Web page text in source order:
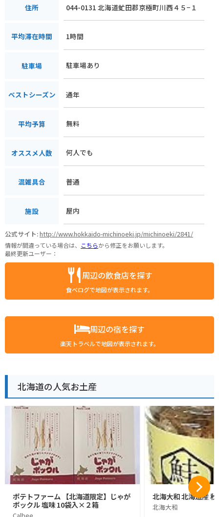
住所 044-0131 北海道虻田郡京極町川西４５−１
平均滞在時間 1時間
駐車場 駐車場あり
ベストシーズン 通年
平均予算 無料
オススメ人数 何人でも
混雑具合 普通
施設 屋内
公式サイト:http://www.hokkaido-michinoeki.jp/michinoeki/2841/
情報が間違っている場合は、 こちらから修正をお願いします。
最終更新ユーザー：
周辺の飲食店を探す
食べログで地図が表示されます。
周辺の宿を探す
楽天トラベルで地図が表示されます。
北海道の人気お土産
ポテトファーム 【北海道限定】じゃが
ポックル 塩味 10袋入×２箱
北海大和 北海道産
北海大和